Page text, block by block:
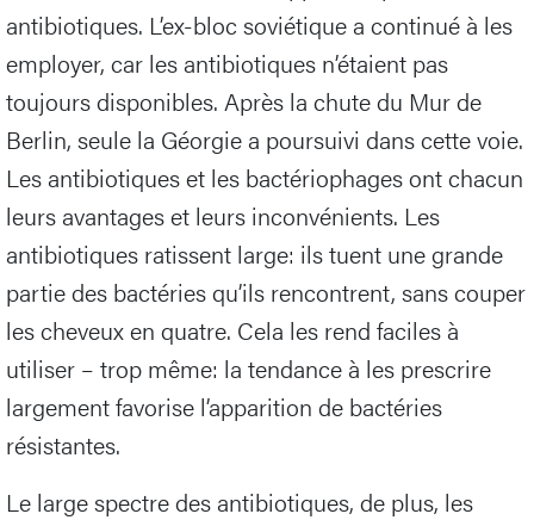
antibiotiques. L’ex-bloc soviétique a continué à les
employer, car les antibiotiques n’étaient pas
toujours disponibles. Après la chute du Mur de
Berlin, seule la Géorgie a poursuivi dans cette voie.
Les antibiotiques et les bactériophages ont chacun
leurs avantages et leurs inconvénients. Les
antibiotiques ratissent large: ils tuent une grande
partie des bactéries qu’ils rencontrent, sans couper
les cheveux en quatre. Cela les rend faciles à
utiliser – trop même: la tendance à les prescrire
largement favorise l’apparition de bactéries
résistantes.
Le large spectre des antibiotiques, de plus, les